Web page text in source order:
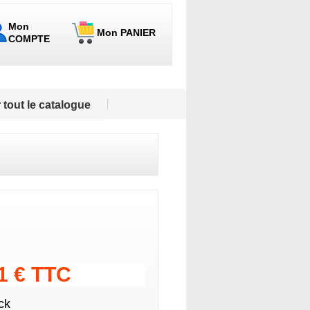
Mon
COMPTE
Mon PANIER
tout le catalogue
€ TTC